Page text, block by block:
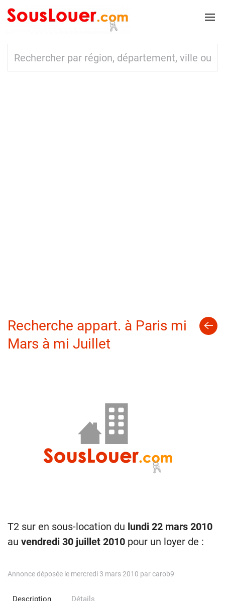
Recherche appart. à Paris mi
Mars à mi Juillet
T2 sur en sous-location du lundi 22 mars 2010
au vendredi 30 juillet 2010 pour un loyer de :
Annonce déposée le mercredi 3 mars 2010 par carob9
Description Détails